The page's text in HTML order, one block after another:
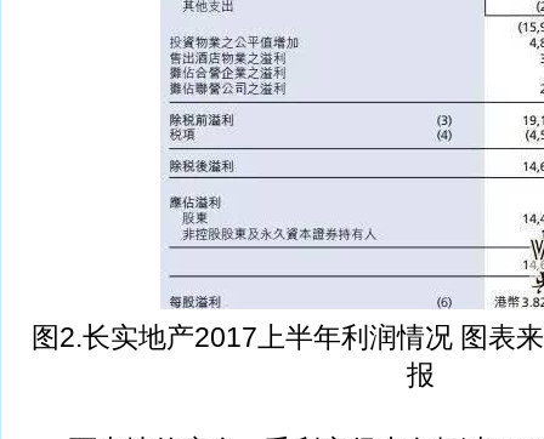
图2.长实地产2017上半年利润情况 图表
报